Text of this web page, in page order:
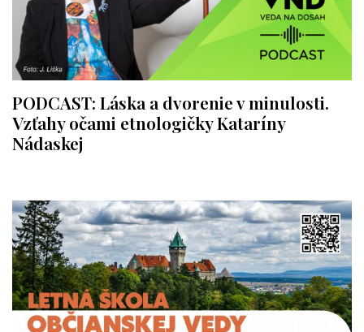
PODCAST: Láska a dvorenie v minulosti.
Vzťahy očami etnologičky Kataríny
Nádaskej